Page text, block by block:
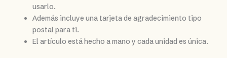
usarlo.
Además incluye una tarjeta de agradecimiento tipo
postal para ti.
El artículo está hecho a mano y cada unidad es única.